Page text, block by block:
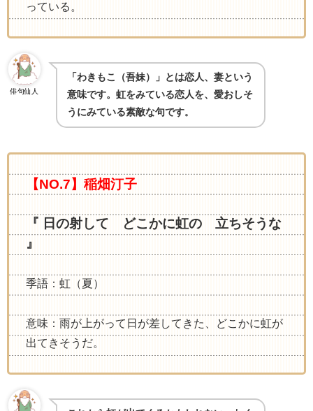
っている。
俳句仙人
「わきもこ（吾妹）」とは恋人、妻という
意味です。虹をみている恋人を、愛おしそ
うにみている素敵な句です。
【NO.7】稲畑汀子
『 日の射して どこかに虹の 立ちそうな
』
季語：虹（夏）
意味：雨が上がって日が差してきた、どこかに虹が
出てきそうだ。